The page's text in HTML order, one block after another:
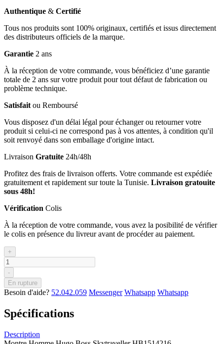
Authentique & Certifié
Tous nos produits sont 100% originaux, certifiés et issus directement
des distributeurs officiels de la marque.
Garantie 2 ans
À la réception de votre commande, vous bénéficiez d’une garantie
totale de 2 ans sur votre produit pour tout défaut de fabrication ou
problème technique.
Satisfait ou Remboursé
Vous disposez d'un délai légal pour échanger ou retourner votre
produit si celui-ci ne correspond pas à vos attentes, à condition qu'il
soit renvoyé dans son emballage d'origine intact.
Livraison Gratuite 24h/48h
Profitez des frais de livraison offerts. Votre commande est expédiée
gratuitement et rapidement sur toute la Tunisie. Livraison gratouite
sous 48h!
Vérification Colis
À la réception de votre commande, vous avez la posibilité de vérifier
le colis en présence du livreur avant de procéder au paiement.
+
-
En rupture
Besoin d'aide? 52.042.059 Messenger Whatsapp Whatsapp
Spécifications
Description